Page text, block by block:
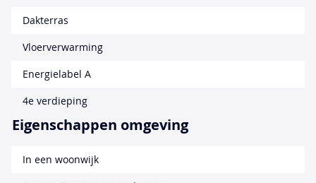
Dakterras
Vloerverwarming
Energielabel A
4e verdieping
Eigenschappen omgeving
In een woonwijk